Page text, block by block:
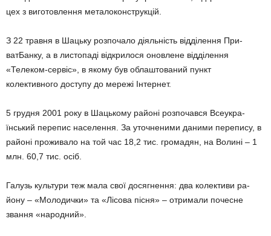
цех з виготовлення металоконструкцій.
З 22 травня в Шацьку розпочало діяльність відділення При­
ватБанку, а в листопаді відкрилося оновлене відділення
«Телеком-сервіс», в якому був облаштований пункт
колективного доступу до мережі Інтернет.
5 грудня 2001 року в Шацькому районі розпочався Все­укра­
їнський перепис населення. За уточненими даними перепису, в
ра­йоні проживало на той час 18,2 тис. громадян, на Волині – 1
млн. 60,7 тис. осіб.
Галузь культури теж мала свої досягнення: два колективи ра­
йону – «Молодички» та «Лісова пісня» – отримали почесне
звання «народний».